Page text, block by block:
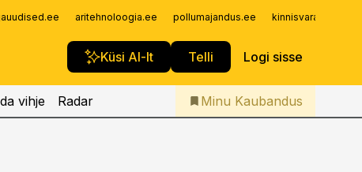
aritehnoloogia.ee pollumajandus.ee
Küsi AI-lt Telli Logi sisse
Iseteenindus
Telli Kaubandus
vihje Radar Minu Kaubandus